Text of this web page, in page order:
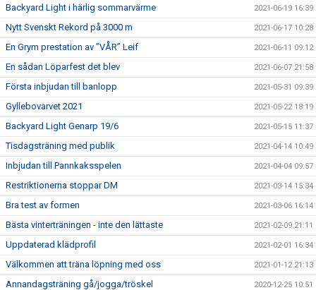
Backyard Light i härlig sommarvärme 2021-06-19 16:39
Nytt Svenskt Rekord på 3000 m 2021-06-17 10:28
En Grym prestation av ”VÅR” Leif 2021-06-11 09:12
En sådan Löparfest det blev 2021-06-07 21:58
Första inbjudan till banlopp 2021-05-31 09:39
Gyllebovarvet 2021 2021-05-22 18:19
Backyard Light Genarp 19/6 2021-05-15 11:37
Tisdagsträning med publik 2021-04-14 10:49
Inbjudan till Pannkaksspelen 2021-04-04 09:57
Restriktionerna stoppar DM 2021-03-14 15:34
Bra test av formen 2021-03-06 16:14
Bästa vinterträningen - inte den lättaste 2021-02-09 21:11
Uppdaterad klädprofil 2021-02-01 16:34
Välkommen att träna löpning med oss 2021-01-12 21:13
Annandagsträning gå/jogga/tröskel 2020-12-25 10:51